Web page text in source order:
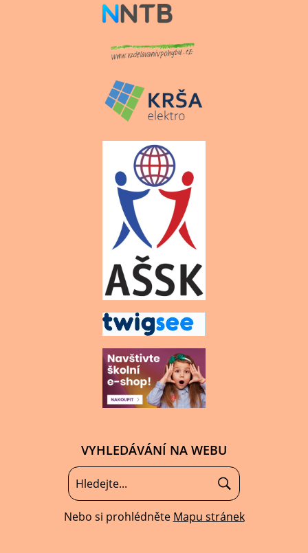
VYHLEDÁVÁNÍ NA WEBU
Nebo si prohlédněte Mapu stránek